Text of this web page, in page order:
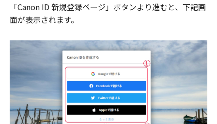
「Canon ID 新規登録ページ」ボタンより進むと、下記画
面が表示されます。